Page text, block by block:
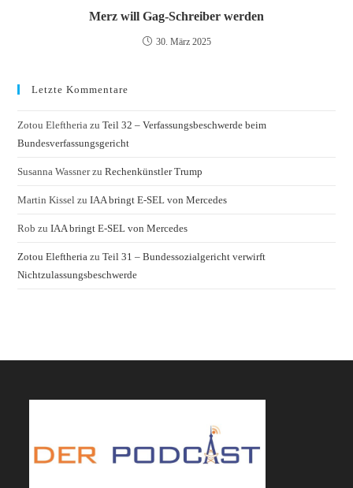
Merz will Gag-Schreiber werden
30. März 2025
Letzte Kommentare
Zotou Eleftheria zuTeil 32 – Verfassungsbeschwerde beim
Bundesverfassungsgericht
Susanna WassnerzuRechenkünstler Trump
Martin Kissel zuIAA bringt E-SEL von Mercedes
Rob zuIAA bringt E-SEL von Mercedes
Zotou Eleftheria zuTeil 31 – Bundessozialgericht verwirft
Nichtzulassungsbeschwerde